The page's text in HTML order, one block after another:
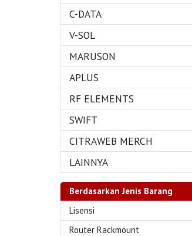
C-DATA
V-SOL
MARUSON
APLUS
RF ELEMENTS
SWIFT
CITRAWEB MERCH
LAINNYA
Berdasarkan Jenis Barang
Lisensi
Router Rackmount